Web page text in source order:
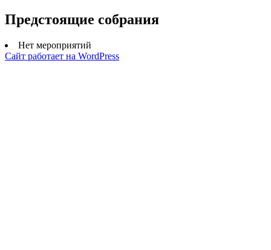
Предстоящие собрания
Нет мероприятий
Сайт работает на WordPress